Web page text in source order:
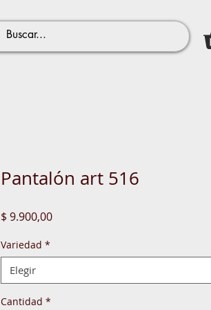
Pantalón art 516
$ 9.900,00Precio
Variedad *
Elegir
Cantidad *